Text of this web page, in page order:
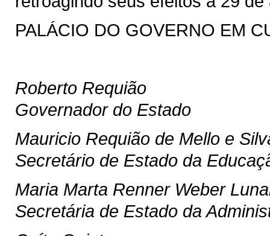
PALÁCIO DO GOVERNO EM
Roberto Requião
Governador do Estado
Mauricio Requião de Mello e
Secretário de Estado da
Maria Marta Renner Weber
Secretária de Estado da